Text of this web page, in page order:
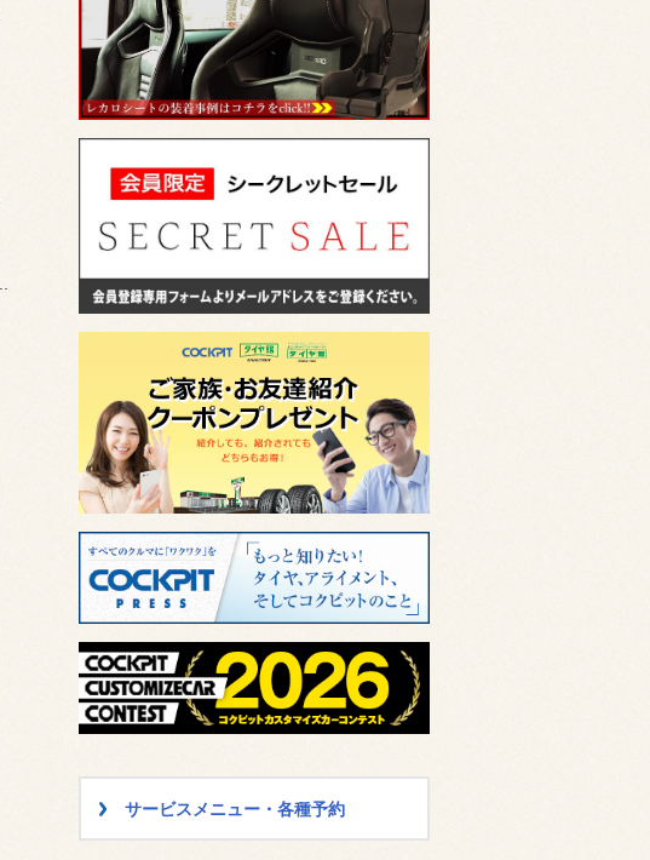
サービスメニュー・各種予約